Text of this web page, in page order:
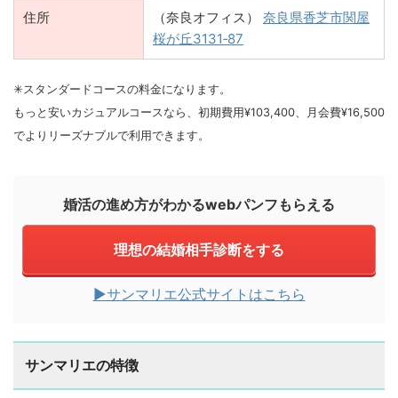
住所 （奈良オフィス） 奈良県香芝市関屋
桜が丘3131‐87
✳︎スタンダードコースの料金になります。
もっと安いカジュアルコースなら、初期費用¥103,400、月会費¥16,500
でよりリーズナブルで利用できます。
婚活の進め方がわかるwebパンフもらえる
理想の結婚相手診断をする
▶︎サンマリエ公式サイトはこちら
サンマリエの特徴